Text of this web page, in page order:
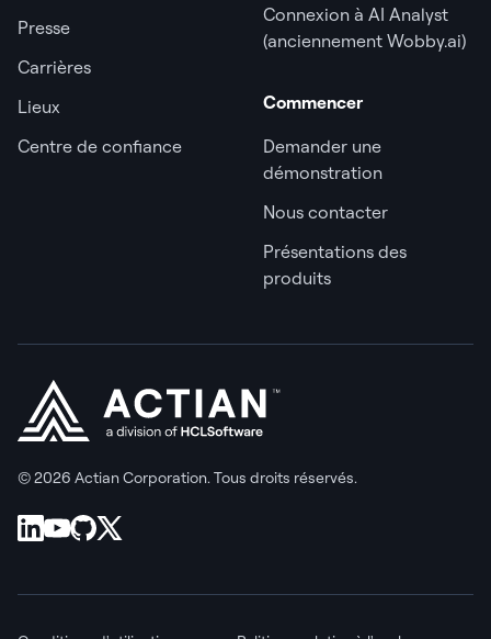
Presse
Carrières
Lieux
Centre de confiance
Connexion à AI Analyst
(anciennement Wobby.ai)
Commencer
Demander une
démonstration
Nous contacter
Présentations des
produits
© 2026 Actian Corporation. Tous droits réservés.